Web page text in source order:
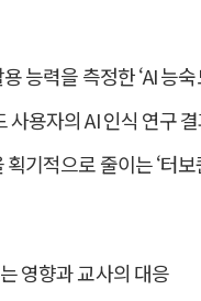
능력을 측정한 ‘AI 능숙
사용자의 AI 인식 연구
기적으로 줄이는 ‘터
영향과 교사의 대응